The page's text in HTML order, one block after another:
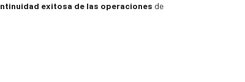
exitosa de las operaciones de